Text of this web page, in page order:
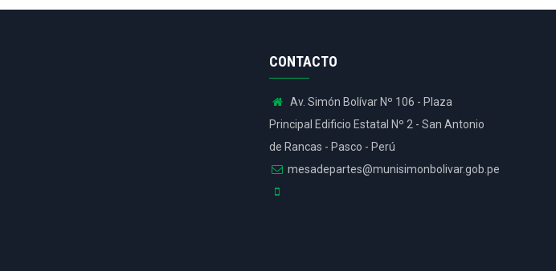
CONTACTO
Av. Simón Bolívar Nº 106 - Plaza
Principal Edificio Estatal Nº 2 - San Antonio
de Rancas - Pasco - Perú
mesadepartes@munisimonbolivar.gob.pe